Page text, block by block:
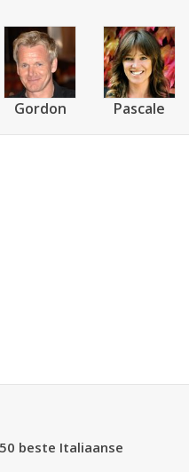
Gordon Pascale
beste Italiaanse